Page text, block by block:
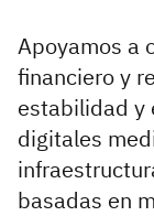
Apoyamos a
financiero y
estabilidad y
digitales
basadas en